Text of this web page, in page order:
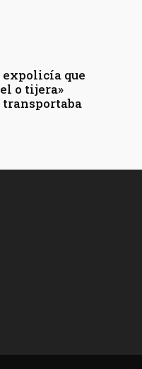
expolicía que
o tijera»
transportaba